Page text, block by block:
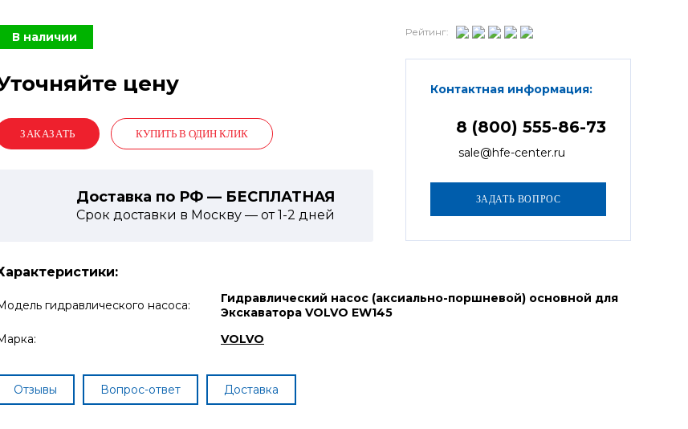
В наличии
цену
КУПИТЬ В ОДИН КЛИК
Доставка по РФ — БЕСПЛАТНАЯ
Срок доставки в Москву — от1-2 дней
Рейтинг:
Контактная информация:
8 (800) 555-86-73
sale@hfe-center.ru
гидравлического насоса:
Гидравлический насос (аксиально-поршневой) основной для
Экскаватора VOLVO EW145
VOLVO
Отзывы Вопрос-ответ Доставка